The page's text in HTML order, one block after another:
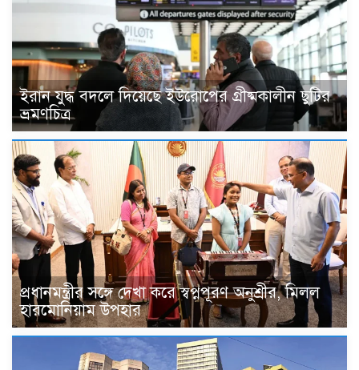
ইরান যুদ্ধ বদলে দিয়েছে ইউরোপের গ্রীষ্মকালীন ছুটির
ভ্রমণচিত্র
প্রধানমন্ত্রীর সঙ্গে দেখা করে স্বপ্নপূরণ অনুশ্রীর, মিলল
হারমোনিয়াম উপহার